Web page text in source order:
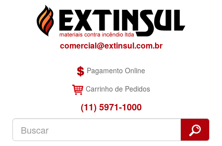
comercial@extinsul.com.br
Pagamento Online
Carrinho de Pedidos
(11) 5971-1000